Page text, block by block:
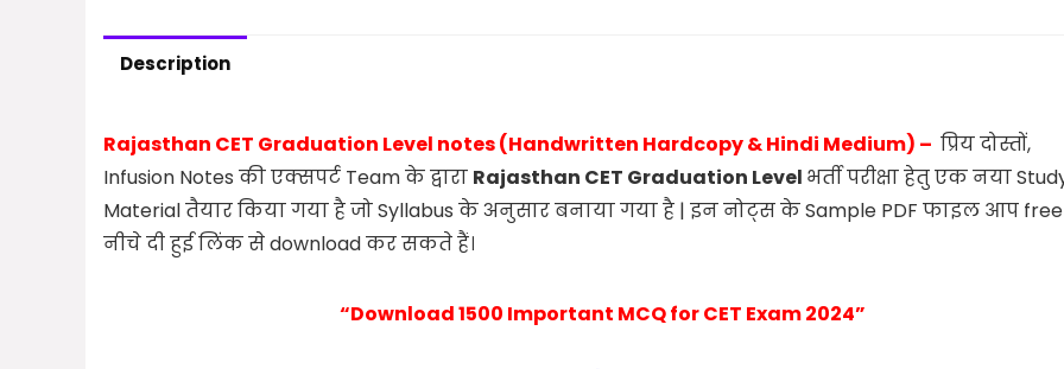
Description
Rajasthan CET Graduation Level notes (Handwritten Hardcopy & Hindi Medium) – प्रिय दोस्तों,
Infusion Notes की एक्सपर्ट Team के द्वारा Rajasthan CET Graduation Level भर्ती परीक्षा हेतु एक नया
Material तैयार किया गया है जो Syllabus के अनुसार बनाया गया है | इन नोट्स के Sample PDF फाइल आप
नीचे दी हुई लिंक से download कर सकते हैं।
“Download 1500 Important MCQ for CET Exam 2024”